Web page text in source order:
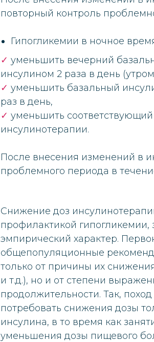
повторный контроль
Гипогликемии в ночное
✓ уменьшить вечерний
инсулином 2 раза в день
✓ уменьшить базальный
раз в день,
✓ уменьшить
инсулинотерапии.
После внесения изменений в
проблемного периода в
Снижение доз
профилактикой гипогликемии,
эмпирический характер.
общепопуляционные
только от причины их
и т.д.), но и от степени
продолжительности. Так,
потребовать снижения дозы
инсулина, в то время как
уменьшения дозы пищевого